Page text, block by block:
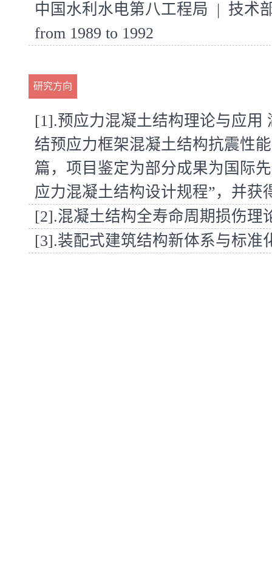
中国水利水电第八工程局 | 技
from 1989 to 1992
研究方向
[1].预应力混凝土结构理论与应用
结预应力框架混凝土结构抗震性
篇，项目鉴定为部分成果为国际
应力混凝土结构设计规程”，并获
[2].混凝土结构全寿命周期损伤理
[3].装配式建筑结构新体系与标准